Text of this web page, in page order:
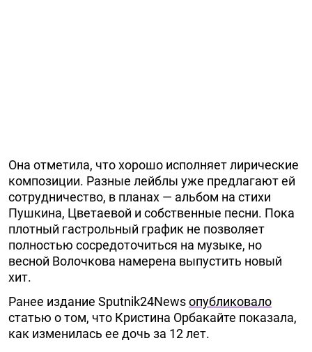
Она отметила, что хорошо исполняет лирические
композиции. Разные лейблы уже предлагают ей
сотрудничество, в планах — альбом на стихи
Пушкина, Цветаевой и собственные песни. Пока
плотный гастрольный график не позволяет
полностью сосредоточиться на музыке, но
весной Волочкова намерена выпустить новый
хит.
Ранее издание Sputnik24Newsопубликовало
статью о том, что Кристина Орбакайте показала,
как изменилась ее дочь за 12 лет.